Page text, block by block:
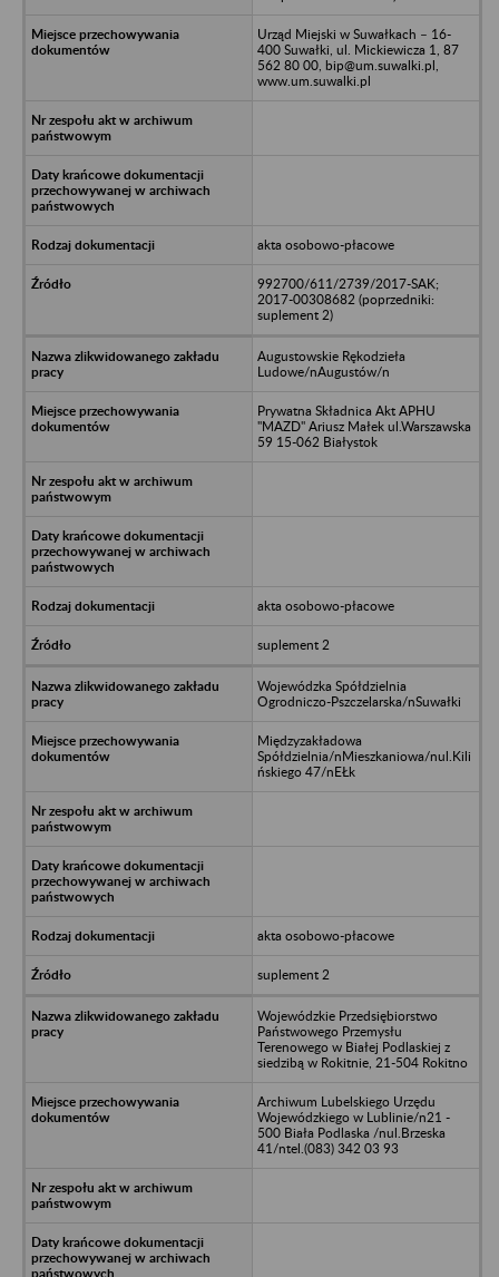
Urząd Miejski w Suwałkach – 16-
400 Suwałki, ul. Mickiewicza 1, 87
562 80 00, bip@um.suwalki.pl,
www.um.suwalki.pl
akta osobowo-płacowe
992700/611/2739/2017-SAK;
2017-00308682 (poprzedniki:
suplement 2)
Augustowskie Rękodzieła
Ludowe/nAugustów/n
Prywatna Składnica Akt APHU
"MAZD" Ariusz Małek ul.Warszawska
59 15-062 Białystok
akta osobowo-płacowe
suplement 2
Wojewódzka Spółdzielnia
Ogrodniczo-Pszczelarska/nSuwałki
Międzyzakładowa
Spółdzielnia/nMieszkaniowa/nul.Kili
ńskiego 47/nEŁk
akta osobowo-płacowe
suplement 2
Wojewódzkie Przedsiębiorstwo
Państwowego Przemysłu
Terenowego w Białej Podlaskiej z
siedzibą w Rokitnie, 21-504 Rokitno
Archiwum Lubelskiego Urzędu
Wojewódzkiego w Lublinie/n21 -
500 Biała Podlaska /nul.Brzeska
41/ntel.(083) 342 03 93